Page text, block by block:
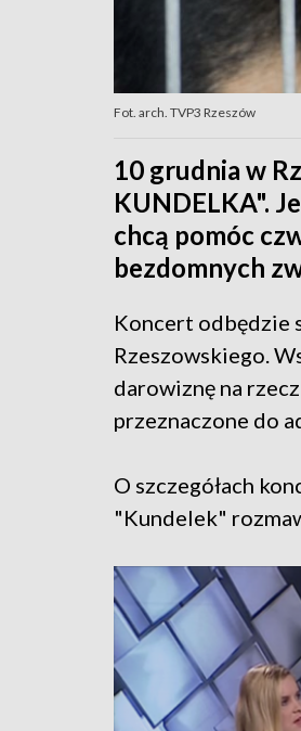
Fot. arch. TVP3 Rzeszów
10 grudnia w
KUNDELKA".
chcą pomóc
bezdomnych
Koncert odbędzie
Rzeszowskiego.
darowiznę na
przeznaczone do
O szczegółach
"Kundelek"